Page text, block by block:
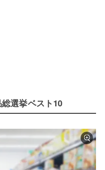
選挙ベスト10